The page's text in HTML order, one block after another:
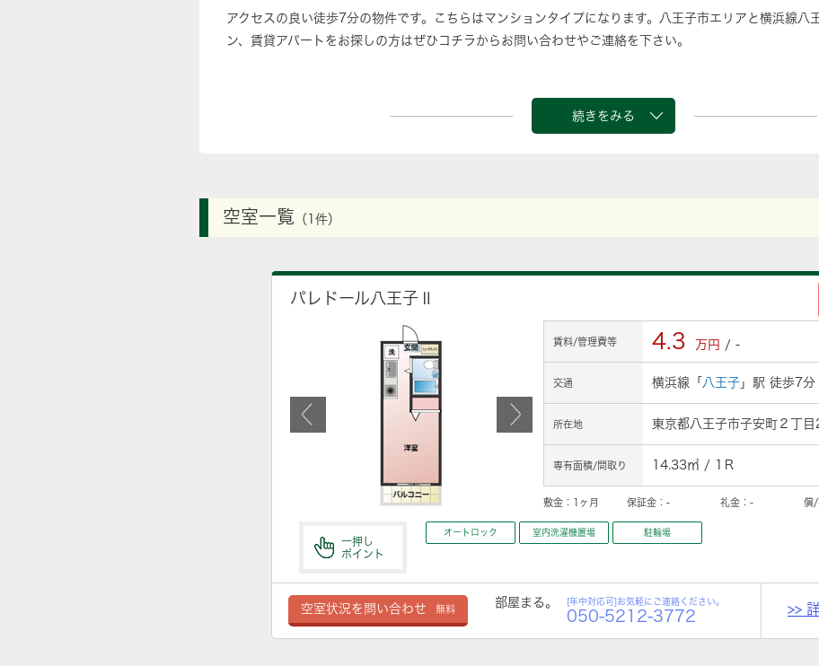
アクセスの良い徒歩7分の物件です。こちらはマンションタイプになります。八王子市エリアと横浜線八
ン、賃貸アパートをお探しの方はぜひコチラからお問い合わせやご連絡を下さい。
続きをみる
空室一覧 （1件）
パレドール八王子Ⅱ
賃料/管理費等 4.3 万円 / -
交通 横浜線「 八王子 」駅 徒歩7分
所在地 東京都八王子市子安町２丁
専有面積/間取り 14.33㎡ / 1Ｒ
敷金： 1ヶ月 保証金： - 礼金： - 償/
一押し
ポイント
オートロック 室内洗濯機置場 駐輪場
空室状況を問い合わせ 無料
部屋まる。 [年中対応可]お気軽にご連絡ください。
050-5212-3772 >>